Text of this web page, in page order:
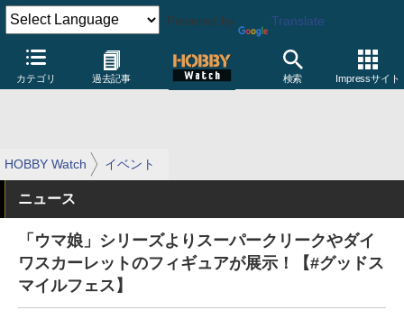
Powered by Translate
カテゴリ 過去記事 検索 Impressサイト
HOBBY Watch イベント
ニュース
「ウマ娘」シリーズよりスーパークリークやダイ
ワスカーレットのフィギュアが展示！【#グッドス
マイルフェス】